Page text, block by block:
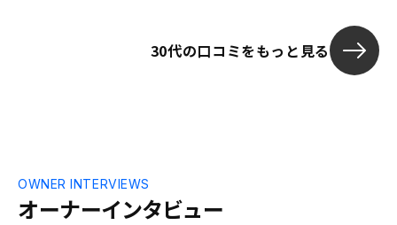
30代の口コミをもっと見る
オーナーインタビュー
OWNER INTERVIEWS